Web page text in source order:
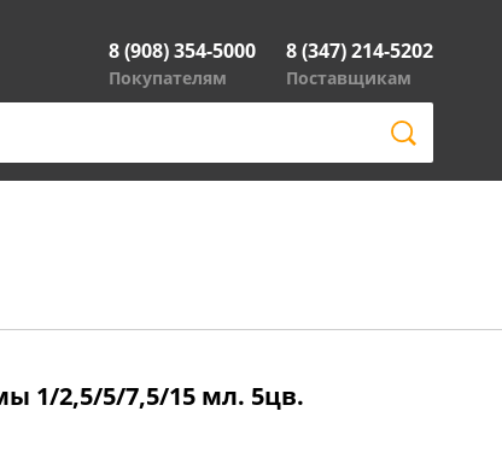
8 (908) 354-5000
Покупателям
8 (347) 214-5202
Поставщикам
1/2,5/5/7,5/15 мл. 5цв.